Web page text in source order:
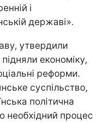
і
державі».
утвердили
економіку,
реформи.
суспільство,
політична
необхідний процес